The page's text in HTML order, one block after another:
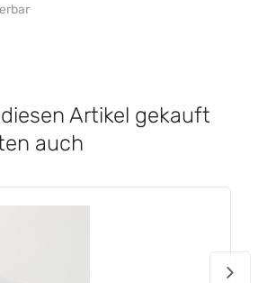
Artikel gekauft
auch